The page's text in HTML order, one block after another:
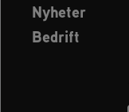
Nyheter
Bedrift